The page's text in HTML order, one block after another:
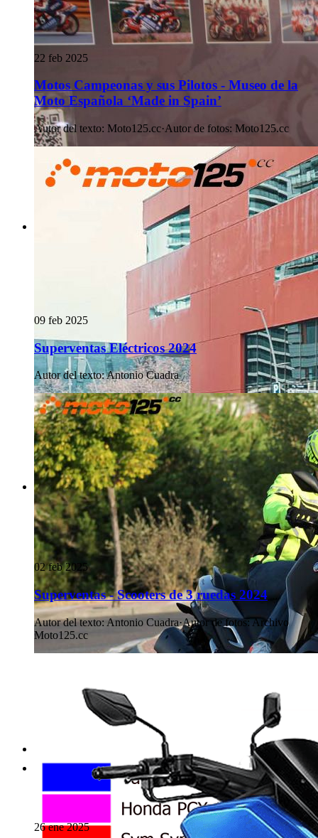
22 feb 2025
Motos Campeonas y sus Pilotos - Museo de la
Moto Española ‘Made in Spain’
Autor del texto: Moto125.cc·Autor de fotos: Moto125.cc
09 feb 2025
Superventas Eléctricos 2024
Autor del texto:Antonio Cuadra
02 feb 2025
Superventas - Scooters de 3 ruedas 2024
Autor del texto:Antonio Cuadra·Autor de fotos:Archivo
Moto125.cc
26 ene 2025